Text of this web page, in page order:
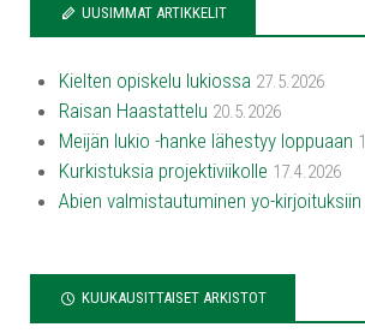
UUSIMMAT ARTIKKELIT
Kielten opiskelu lukiossa 27.5.2026
Raisan Haastattelu 20.5.2026
Meijän lukio -hanke lähestyy loppuaan
Kurkistuksia projektiviikolle 17.4.2026
Abien valmistautuminen yo-kirjoituksiin
KUUKAUSITTAISET ARKISTOT